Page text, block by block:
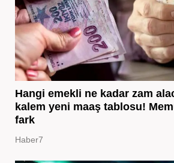
Hangi emekli ne kadar zam
kalem yeni maaş tablosu!
fark
Haber7